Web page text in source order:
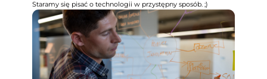
Staramy się pisać o technologii w przystępny sposób. ;)